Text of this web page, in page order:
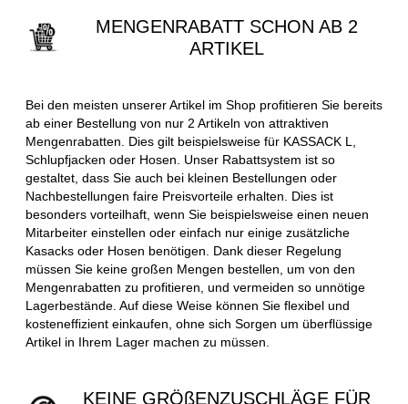
MENGENRABATT SCHON AB 2
ARTIKEL
Bei den meisten unserer Artikel im Shop profitieren Sie bereits
ab einer Bestellung von nur 2 Artikeln von attraktiven
Mengenrabatten. Dies gilt beispielsweise für KASSACK L,
Schlupfjacken oder Hosen. Unser Rabattsystem ist so
gestaltet, dass Sie auch bei kleinen Bestellungen oder
Nachbestellungen faire Preisvorteile erhalten. Dies ist
besonders vorteilhaft, wenn Sie beispielsweise einen neuen
Mitarbeiter einstellen oder einfach nur einige zusätzliche
Kasacks oder Hosen benötigen. Dank dieser Regelung
müssen Sie keine großen Mengen bestellen, um von den
Mengenrabatten zu profitieren, und vermeiden so unnötige
Lagerbestände. Auf diese Weise können Sie flexibel und
kosteneffizient einkaufen, ohne sich Sorgen um überflüssige
Artikel in Ihrem Lager machen zu müssen.
KEINE GRÖßENZUSCHLÄGE FÜR